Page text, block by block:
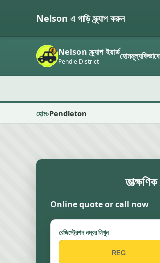
Nelson এ গাড়ি স্ক্র্যাপ করুন
Nelson স্ক্র্যাপ ইয়ার্ড
Pendle District হোমমূল্য
হোম Pendleton
Online quote or call now
রেজিস্ট্রেশন নম্বর লিখুন